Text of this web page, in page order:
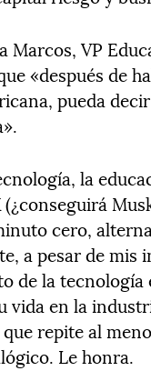
Marcos, VP
«después de
pueda
la
cero,
a pesar de
de la
vida en la
repite al
Le honra.